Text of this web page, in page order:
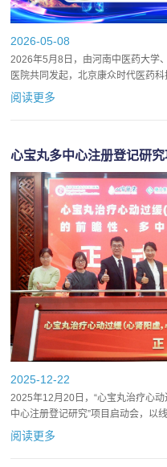
2026-05-08
2026年5月8日，由河南中医药大学
医院共同发起，北京康众时代医药
区获得性肺炎恢复期专家共识》启动
阅读更多
心宝丸多中心注册登记研
2025-12-22
2025年12月20日，“心宝丸治疗心
中心注册登记研究”项目启动会，以
次会议由北京中医药大学东直门医院
阅读更多